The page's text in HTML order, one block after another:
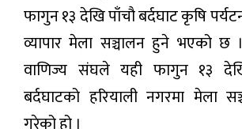
फागुन १३ देखि पाँचौ बर्दघाट कृषि
व्यापार मेला सञ्चालन हुने भएको छ ।
वाणिज्य संघले यही फागुन १३
बर्दघाटको हरियाली नगरमा मेला